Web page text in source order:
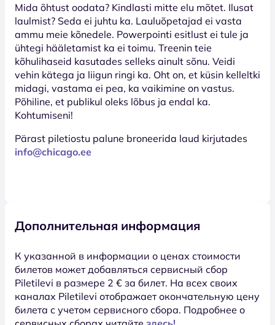
Mida õhtust oodata? Kindlasti mitte elu mõtet. Ilusat
laulmist? Seda ei juhtu ka. Lauluõpetajad ei vasta
ammu meie kõnedele. Powerpointi esitlust ei tule ja
ühtegi hääletamist ka ei toimu. Treenin teie
kõhulihaseid kasutades selleks ainult sõnu. Veidi
vehin kätega ja liigun ringi ka. Oht on, et küsin kelleltki
midagi, vastama ei pea, ka vaikimine on vastus.
Põhiline, et publikul oleks lõbus ja endal ka.
Kohtumiseni!
Pärast piletiostu palune broneerida laud kirjutades
info@chicago.ee
Дополнительная информация
К указанной в информации о ценах стоимости
билетов может добавляться сервисный сбор
Piletilevi в размере 2 € за билет. На всех своих
каналах Piletilevi отображает окончательную цену
билета с учетом сервисного сбора. Подробнее о